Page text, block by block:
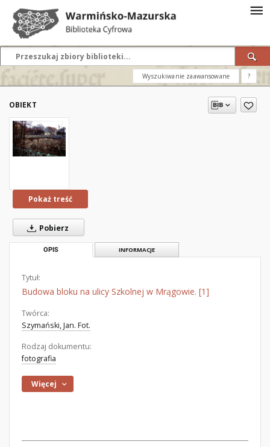
Wyszukiwanie zaawansowane ?
OBIEKT
Pokaż treść
Pobierz
OPIS INFORMACJE
Tytuł:
Budowa bloku na ulicy Szkolnej w Mrągowie. [1]
Twórca:
Szymański, Jan. Fot.
Rodzaj dokumentu:
fotografia
Więcej